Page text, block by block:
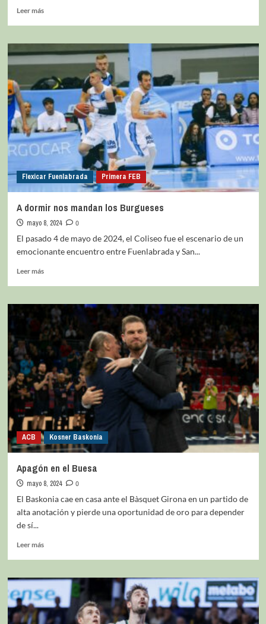
Leer más
Flexicar Fuenlabrada Primera FEB
A dormir nos mandan los Burgueses
mayo 8, 2024
0
El pasado 4 de mayo de 2024, el Coliseo fue el escenario de un
emocionante encuentro entre Fuenlabrada y San...
Leer más
ACB Kosner Baskonia
Apagón en el Buesa
mayo 8, 2024
0
El Baskonia cae en casa ante el Bàsquet Girona en un partido de
alta anotación y pierde una oportunidad de oro para depender
de sí...
Leer más